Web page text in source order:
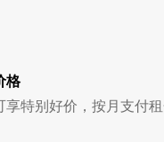
格
享特别好价，按月支付